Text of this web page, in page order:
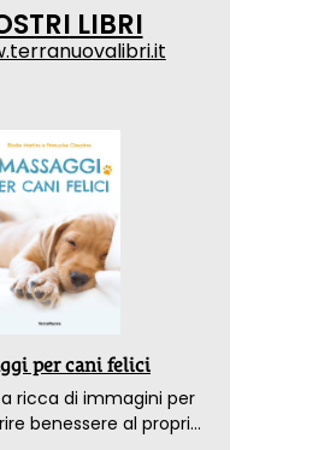
LIBRI
per cani felici
ricca di immagini per
al proprio